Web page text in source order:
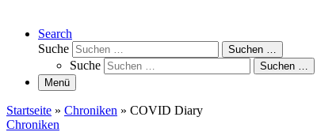
Search
Suche
Suchen …
Suche
Suchen …
Menü
Startseite » Chroniken » COVID Diary
Chroniken